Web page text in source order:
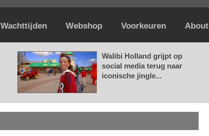
Wachttijden Webshop Voorkeuren About
Walibi Holland grijpt op
social media terug naar
iconische jingle...